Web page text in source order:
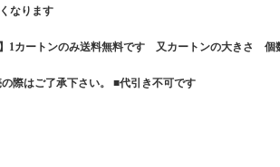
なります
1カートンのみ送料無料です 又カートンの大きさ 個
際はご了承下さい。 ■代引き不可です